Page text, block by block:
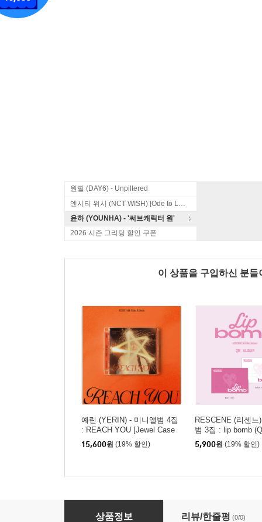
원필 (DAY6) - Unpiltered
엔시티 위시 (NCT WISH) [Ode to Love]
윤하 (YOUNHA) - '써브캐릭터 원'
2026 시즌 그리팅 할인 쿠폰
이 상품을 구입하신 분
예린 (YERIN) - 미니앨범 4집
: REACH YOU [Jewel Case
ver.]
15,600원 (19% 할인)
RESCENE (리센느
범 3집 : lip bomb
card ver.][2종 중 1
송]
5,900원 (19% 할인)
예린 (YERIN) - 미니앨범 4집 : REACH YOU
상품정보 리뷰/한줄평 (0/0)